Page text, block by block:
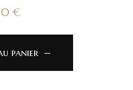
€
panier